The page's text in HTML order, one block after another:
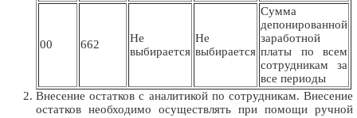
00 662
Не
выбирается
Не
выбирается
Сумма
депонированной
заработной
платы по всем
сотрудникам за
все периоды
Внесение остатков с аналитикой по сотрудникам. Внесение
остатков необходимо осуществлять при помощи ручной